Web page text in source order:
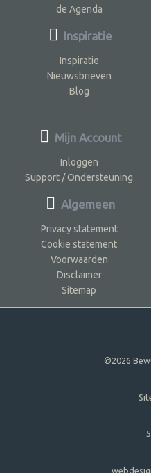
de Agenda
Inspiratie
Inspiratie
Nieuwsbrieven
Blog
Mijn Account
Inloggen
Support / Ondersteuning
Algemeen
Privacy statement
Cookie statement
Voorwaarden
Disclaimer
Sitemap
©2026